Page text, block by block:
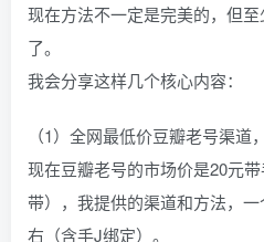
现在方法不一定是完美的，但
了。
我会分享这样几个核心内容：
（1）全网最低价豆瓣老号渠道
现在豆瓣老号的市场价是20元
带），我提供的渠道和方法，
右（含手J绑定）。